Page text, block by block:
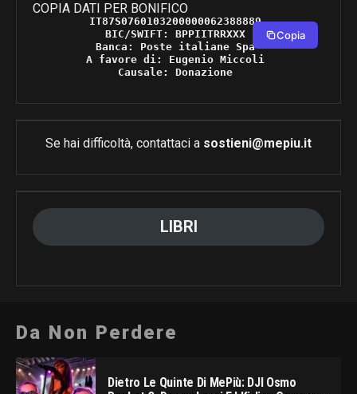
COPIA DATI PER BONIFICO
IT87S0760103200000062388889
BIC/SWIFT: BPPIITRRXXX
Banca: Poste italiane Spa
A favore di: Eugenio Miccoli
Causale: Donazione
Copia
Se hai difficoltà, contattaci a sostieni@mepiu.it
LIBRI
Da Non Perdere
Dietro Le Quinte Di MePiù: DJI Osmo